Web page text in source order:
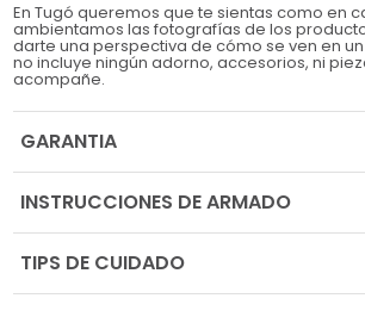
En Tugó queremos que te sientas como en
ambientamos las fotografías de los
darte una perspectiva de cómo se ven en
no incluye ningún adorno, accesorios, ni
acompañe.
GARANTIA
INSTRUCCIONES DE ARMADO
TIPS DE CUIDADO